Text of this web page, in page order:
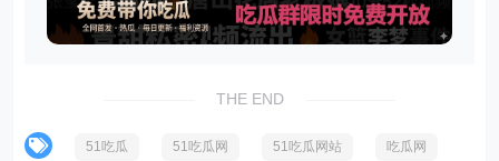
THE END
51吃瓜 51吃瓜网 51吃瓜网站 吃瓜网